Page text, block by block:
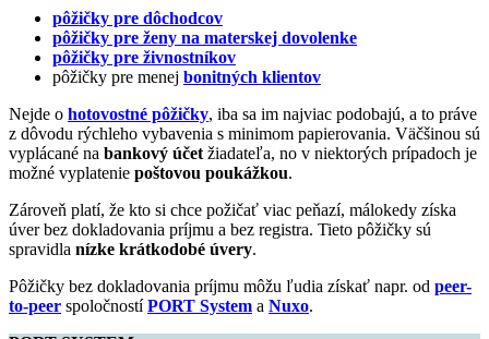
pôžičky pre dôchodcov
pôžičky pre ženy na materskej dovolenke
pôžičky pre živnostníkov
pôžičky pre menej bonitných klientov
Nejde o hotovostné pôžičky, iba sa im najviac podobajú, a to práve
z dôvodu rýchleho vybavenia s minimom papierovania. Väčšinou sú
vyplácané na bankový účet žiadateľa, no v niektorých prípadoch je
možné vyplatenie poštovou poukážkou.
Zároveň platí, že kto si chce požičať viac peňazí, málokedy získa
úver bez dokladovania príjmu a bez registra. Tieto pôžičky sú
spravidla nízke krátkodobé úvery.
Pôžičky bez dokladovania príjmu môžu ľudia získať napr. od peer-
to-peer spoločnostíPORT System a Nuxo.